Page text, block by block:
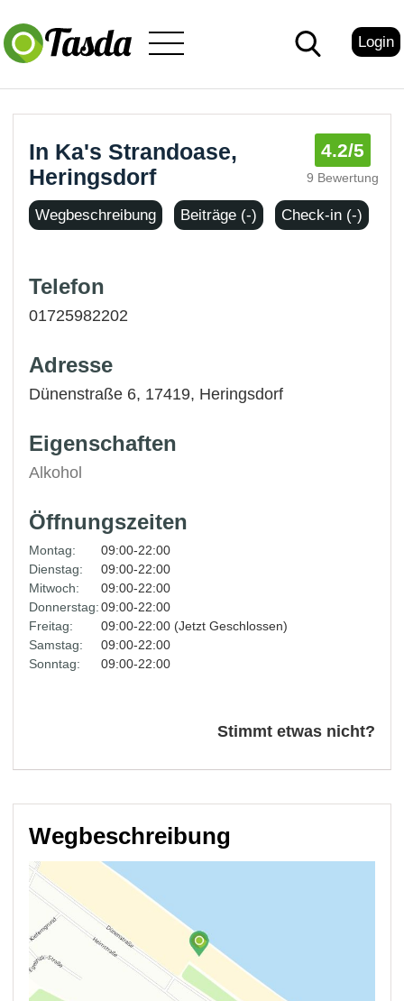
Login
In Ka's Strandoase,
Heringsdorf
4.2/5
9 Bewertung
Wegbeschreibung Beiträge (-) Check-in (-)
Telefon
01725982202
Adresse
Dünenstraße 6, 17419, Heringsdorf
Eigenschaften
Alkohol
Öffnungszeiten
Montag:
09:00-22:00
Dienstag:
09:00-22:00
Mitwoch:
09:00-22:00
Donnerstag: 09:00-22:00
Freitag:
09:00-22:00 (Jetzt Geschlossen)
Samstag:
09:00-22:00
Sonntag:
09:00-22:00
Stimmt etwas nicht?
Wegbeschreibung